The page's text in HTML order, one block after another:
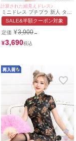
計算された細見えドレス♪
ミニドレス プチプラ 新人 タイ
ト ラウンジ ワンショル 半袖
低身長 胸元隠し 同伴 ベージュ
キャバドレス (せいせい着
用/S~XLサイズ対応) |
myMinette/マイミネット
SALE&半額クーポン対象
定価 ¥3,900→
¥3,690